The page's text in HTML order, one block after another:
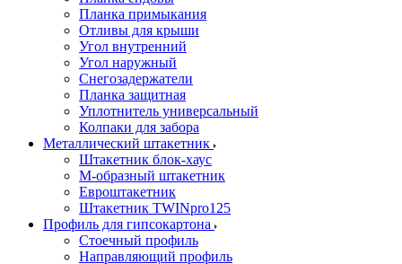
Планка примыкания
Отливы для крыши
Угол внутренний
Угол наружный
Снегозадержатели
Планка защитная
Уплотнитель универсальный
Колпаки для забора
Металлический штакетник
Штакетник блок-хаус
М-образный штакетник
Евроштакетник
Штакетник TWINpro125
Профиль для гипсокартона
Стоечный профиль
Направляющий профиль